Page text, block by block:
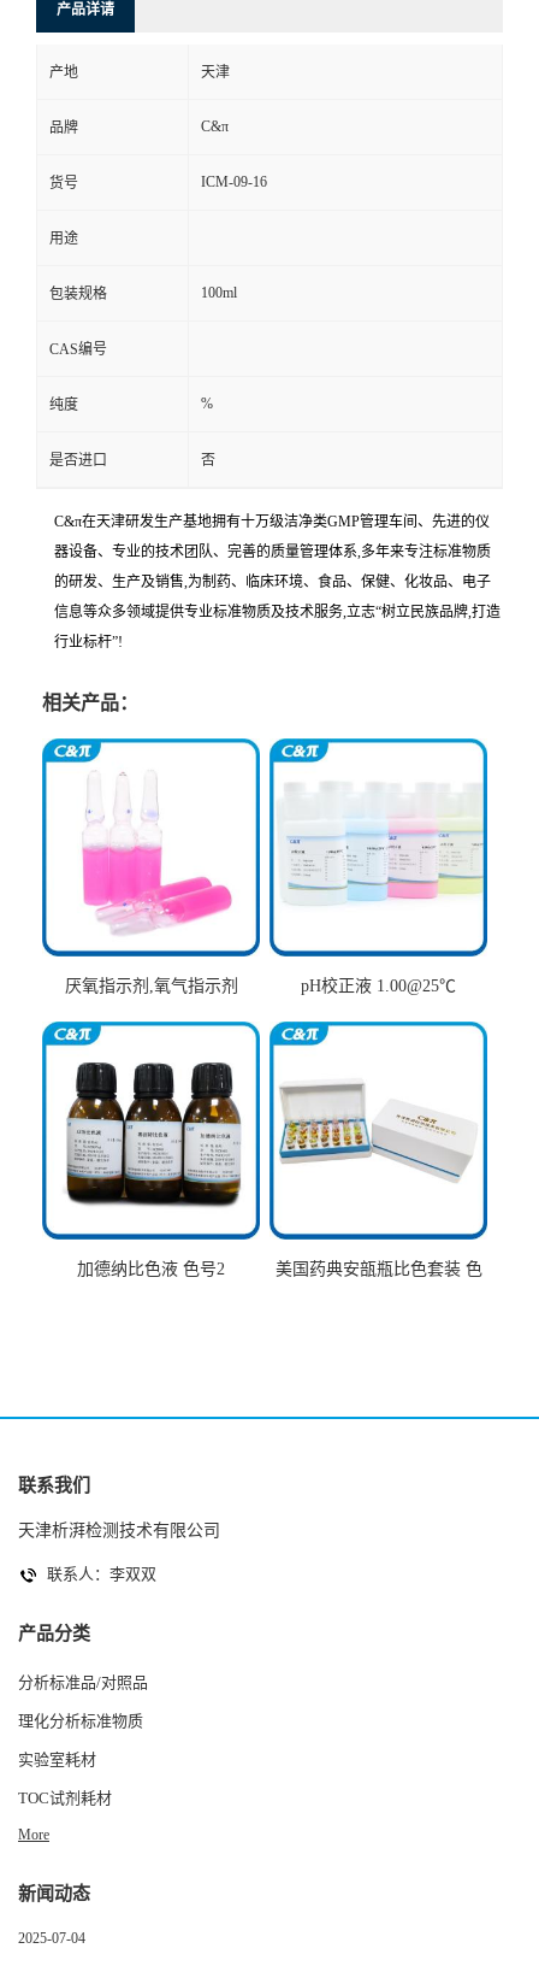
产品详请
产地 天津
品牌 C&π
货号 ICM-09-16
用途
包装规格 100ml
CAS编号
纯度 %
是否进口 否
C&π在天津研发生产基地拥有十万级洁净类GMP管理车间、先进的仪
器设备、专业的技术团队、完善的质量管理体系,多年来专注标准物质
的研发、生产及销售,为制药、临床环境、食品、保健、化妆品、电子
信息等众多领域提供专业标准物质及技术服务,立志“树立民族品牌,打造
行业标杆”!
相关产品：
厌氧指示剂,氧气指示剂 pH校正液 1.00@25℃
加德纳比色液 色号2
美国药典安瓿瓶比色套装 色
联系我们
天津析湃检测技术有限公司
联系人：李双双
产品分类
分析标准品/对照品
理化分析标准物质
实验室耗材
TOC试剂耗材
More
新闻动态
2025-07-04